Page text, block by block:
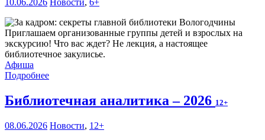
10.06.2026 Новости, 6+
Приглашаем организованные группы детей и взрослых на
экскурсию! Что вас ждет? Не лекция, а настоящее
библиотечное закулисье.
Афиша
Подробнее
Библиотечная аналитика – 2026 12+
08.06.2026 Новости, 12+